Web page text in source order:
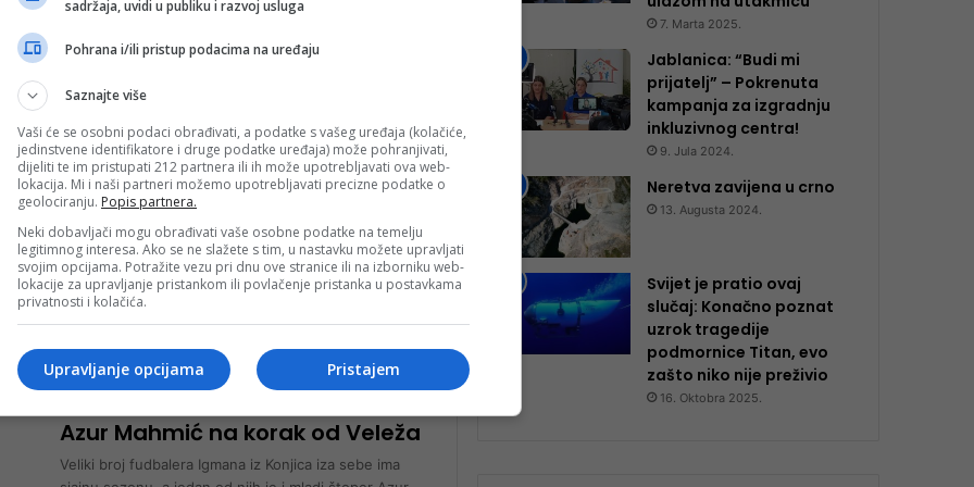
budemo prvaci
Azur Mahmić, koji je otprilike prije mjesec dana
klupsku televiziju mostarskog kluba…
Pročitaj više
nk 1 20. Juna 2023.
Azur Mahmić novi igrač Veleža
Azur Mahmić doskorašnji igrač Igmana iz Konjica novi
je fudbaler Veleža. U prisustvu direktora FK Velež
Sanjina Alagića, danas je…
Pročitaj više
Azur Mahmić na korak od Veleža
Veliki broj fudbalera Igmana iz Konjica iza sebe ima
7. Marta 2025.
Jablanica: “Budi mi
prijatelj” – Pokrenuta
kampanja za izgradnju
inkluzivnog centra!
9. Jula 2024.
Neretva zavijena u crno
13. Augusta 2024.
Svijet je pratio ovaj
slučaj: Konačno poznat
uzrok tragedije
podmornice Titan, evo
zašto niko nije preživio
16. Oktobra 2025.
sadržaja, uvidi u publiku i razvoj usluga
Pohrana i/ili pristup podacima na uređaju
Saznajte više
Vaši će se osobni podaci obrađivati, a podatke s vašeg uređaja (kolačiće,
jedinstvene identifikatore i druge podatke uređaja) može pohranjivati,
dijeliti te im pristupati 212 partnera ili ih može upotrebljavati ova web-
lokacija. Mi i naši partneri možemo upotrebljavati precizne podatke o
geolociranju. Popis partnera.
Neki dobavljači mogu obrađivati vaše osobne podatke na temelju
legitimnog interesa. Ako se ne slažete s tim, u nastavku možete upravljati
svojim opcijama. Potražite vezu pri dnu ove stranice ili na izborniku web-
lokacije za upravljanje pristankom ili povlačenje pristanka u postavkama
privatnosti i kolačića.
Pristajem
Upravljanje opcijama